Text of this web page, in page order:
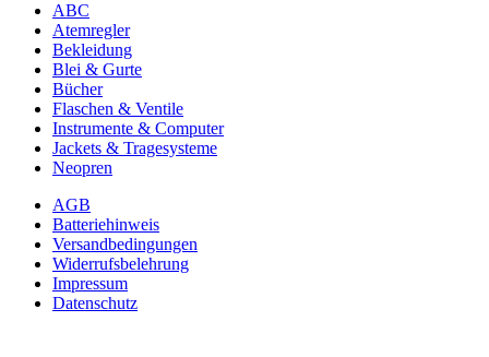
ABC
Atemregler
Bekleidung
Blei & Gurte
Bücher
Flaschen & Ventile
Instrumente & Computer
Jackets & Tragesysteme
Neopren
AGB
Batteriehinweis
Versandbedingungen
Widerrufsbelehrung
Impressum
Datenschutz